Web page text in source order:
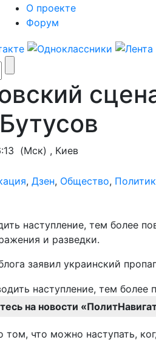
О проекте
Форум
(Мск) , Киев
, Дзен, Общество,
наступление, тем более
и разведки.
заявил украинский
на новости
что можно наступать,